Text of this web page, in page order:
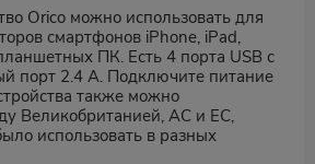
Orico можно использовать для
смартфонов iPhone, iPad,
ПК. Есть 4 порта USB с
порт 2.4 A. Подключите питание
также можно
Великобританией, АС и ЕС,
использовать в разных